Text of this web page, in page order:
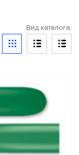
Вид каталога: